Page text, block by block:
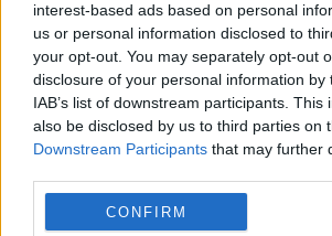
interest-based ads based on personal
us or personal information disclosed to
your opt-out. You may separately opt-out
disclosure of your personal information by
IAB’s list of downstream participants. This
also be disclosed by us to third parties on
Downstream Participants that may further
CONFIRM
POLITICA
WhatsApp-ul. Acuză o